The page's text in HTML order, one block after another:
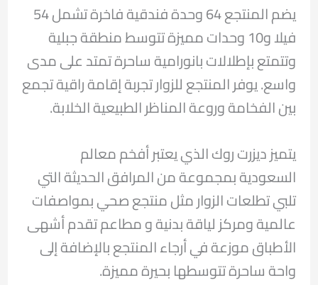
يضم المنتجع 64 وحدة فندقية فاخرة تشمل 54
فيلا و10 وحدات مميزة تتوسط منطقة جبلية
وتتمتع بإطلالات بانورامية ساحرة تمتد على مدى
واسع. يوفر المنتجع للزوار تجربة إقامة راقية تجمع
بين الفخامة وروعة المناظر الطبيعية الخلابة.
يتميز ديزرت روك الذي يعتبر أفخم معالم
السعودية بمجموعة من المرافق الحديثة التي
تلبي تطلعات الزوار مثل منتجع صحي بمواصفات
عالمية ومركز لياقة بدنية و مطاعم تقدم أشهى
الأطباق موزعة في أرجاء المنتجع بالإضافة إلى
واحة ساحرة تتوسطها بحيرة مميزة.